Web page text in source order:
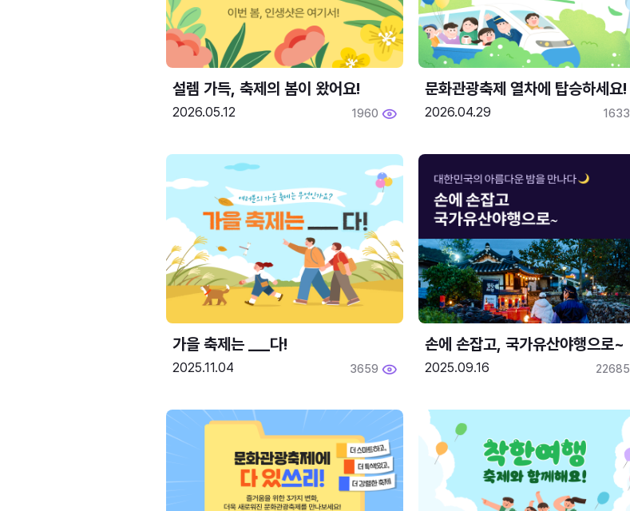
설렘 가득, 축제의 봄이 왔어요!
2026.05.12 1960
문화관광축제 열차에 탑승하세요!
2026.04.29 1633
2025.11.04 3659
손에 손잡고, 국가유산야행으로~
2025.09.16 22685